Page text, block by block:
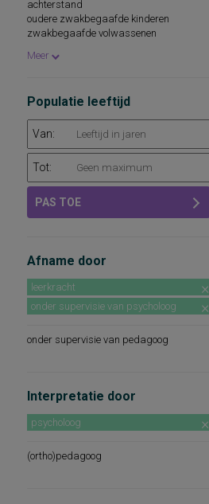
achterstand
oudere zwakbegaafde kinderen
zwakbegaafde volwassenen
basisonderwijs
Meer
Populatie leeftijd
Van:
Tot:
PAS TOE
Afname door
leerkracht
onder supervisie van psycholoog
onder supervisie van pedagoog
Interpretatie door
psycholoog
(ortho)pedagoog